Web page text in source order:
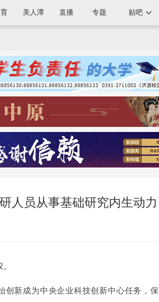
美人潭 直播 专题 贴吧
人员从事基础研究内生动力
创新成为中央企业科技创新中心任务，保